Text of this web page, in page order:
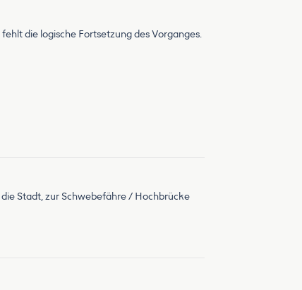
die logische Fortsetzung des Vorganges.
die Stadt, zur Schwebefähre / Hochbrücke